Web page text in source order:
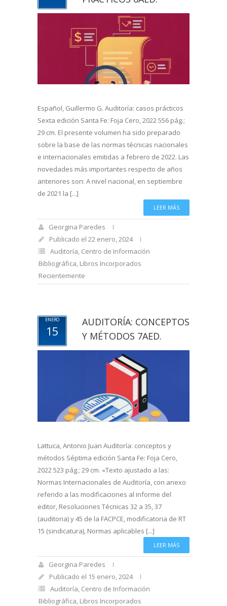
Español, Guillermo G. Auditoría: casos prácticos
Sexta edición Santa Fe: Foja Cero, 2022 556 pág.;
29 cm. El presente volumen ha sido preparado
sobre la base de las normas técnicas nacionales
e internacionales emitidas a febrero de 2022. Las
novedades más importantes respecto de años
anteriores son: A nivel nacional, en septiembre
de 2021 la [...]
LEER MÁS
Georgina Paredes
Publicado el 22 enero, 2024
Auditoría, Centro de Información
Bibliográfica, Libros Incorporados
Recientemente
ENERO
15
AUDITORÍA: CONCEPTOS
Y MÉTODOS 7AED.
Lattuca, Antonio Juan Auditoría: conceptos y
métodos Séptima edición Santa Fe: Foja Cero,
2022 523 pág.; 29 cm. «Texto ajustado a las:
Normas Internacionales de Auditoría, con anexo
referido a las modificaciones al informe del
editor, Resoluciones Técnicas 32 a 35, 37
(auditoria) y 45 de la FACPCE, modificatoria de RT
15 (sindicatura), Normas aplicables [...]
LEER MÁS
Georgina Paredes
Publicado el 15 enero, 2024
Auditoría, Centro de Información
Bibliográfica, Libros Incorporados